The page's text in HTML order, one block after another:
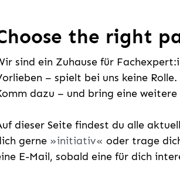
the right
sind ein Zuhause für
– spielt bei uns keine
dazu – und bring eine
dieser Seite findest du alle
gerne
initiativ oder trage
E-Mail, sobald eine für dich